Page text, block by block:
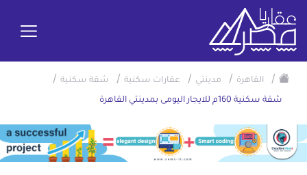
/ القاهرة / مدينتي / عقارات سكنية / شقة سكنية /
شقة سكنية 160م للايجار اليومى بمدينتي القاهرة